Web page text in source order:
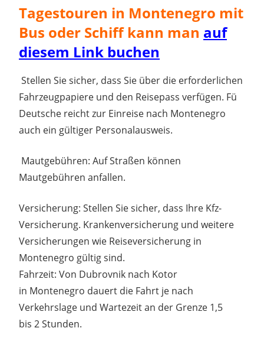
Tagestouren in Montenegro mit
Bus oder Schiff kann man auf
diesem Link buchen
Stellen Sie sicher, dass Sie über die erforderlichen
Fahrzeugpapiere und den Reisepass verfügen. Fü
Deutsche reicht zur Einreise nach Montenegro
auch ein gültiger Personalausweis.
Mautgebühren: Auf Straßen können
Mautgebühren anfallen.
Versicherung: Stellen Sie sicher, dass Ihre Kfz-
Versicherung. Krankenversicherung und weitere
Versicherungen wie Reiseversicherung in
Montenegro gültig sind.
Fahrzeit: Von Dubrovnik nach Kotor
in Montenegro dauert die Fahrt je nach
Verkehrslage und Wartezeit an der Grenze 1,5
bis 2 Stunden.